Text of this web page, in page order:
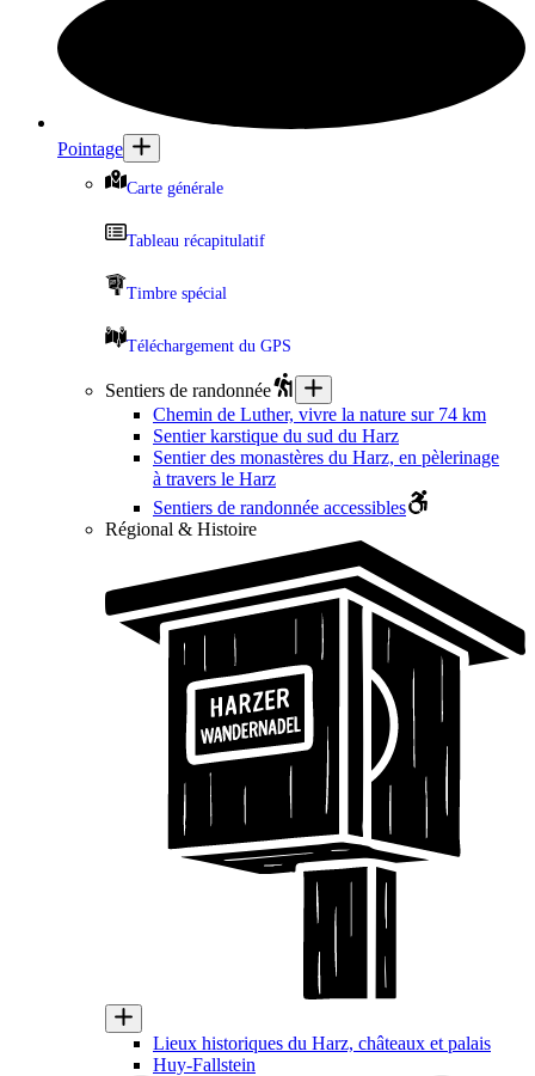
Pointage
Carte générale
Tableau récapitulatif
Timbre spécial
Téléchargement du GPS
Sentiers de randonnée
Chemin de Luther, vivre la nature sur 74 km
Sentier karstique du sud du Harz
Sentier des monastères du Harz, en pèlerinage
à travers le Harz
Sentiers de randonnée accessibles
Régional & Histoire
Lieux historiques du Harz, châteaux et palais
Huy-Fallstein